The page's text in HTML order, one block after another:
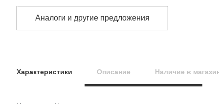
Аналоги и другие предложения
Характеристики Описание Наличие в